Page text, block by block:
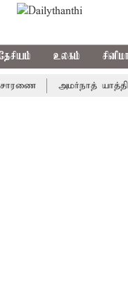
உலகம் சினிமா
அமர்நாத் யாத்திரை